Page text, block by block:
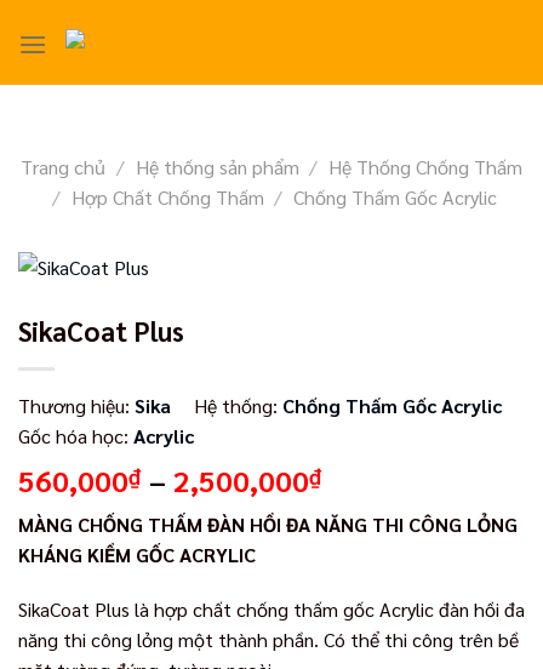
Trang chủ / Hệ thống sản phẩm / Hệ Thống Chống Thấm
/ Hợp Chất Chống Thấm / Chống Thấm Gốc Acrylic
SikaCoat Plus
Thương hiệu: Sika Hệ thống: Chống Thấm Gốc Acrylic
Gốc hóa học: Acrylic
560,000₫ – 2,500,000₫Khoảng
giá:
từ
đến
2,500,000₫
MÀNG CHỐNG THẤM ĐÀN HỒI ĐA NĂNG THI CÔNG LỎNG
KHÁNG KIỀM GỐC ACRYLIC
SikaCoat Plus là hợp chất chống thấm gốc Acrylic đàn hồi đa
năng thi công lỏng một thành phần. Có thể thi công trên bề